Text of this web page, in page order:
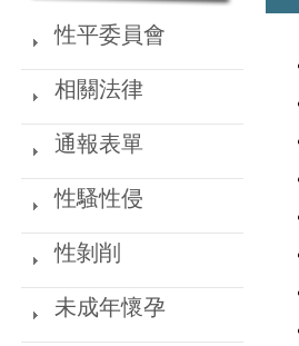
性平委員會
相關法律
通報表單
性騷性侵
性剝削
未成年懷孕